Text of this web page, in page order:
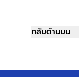
กลับด้านบน